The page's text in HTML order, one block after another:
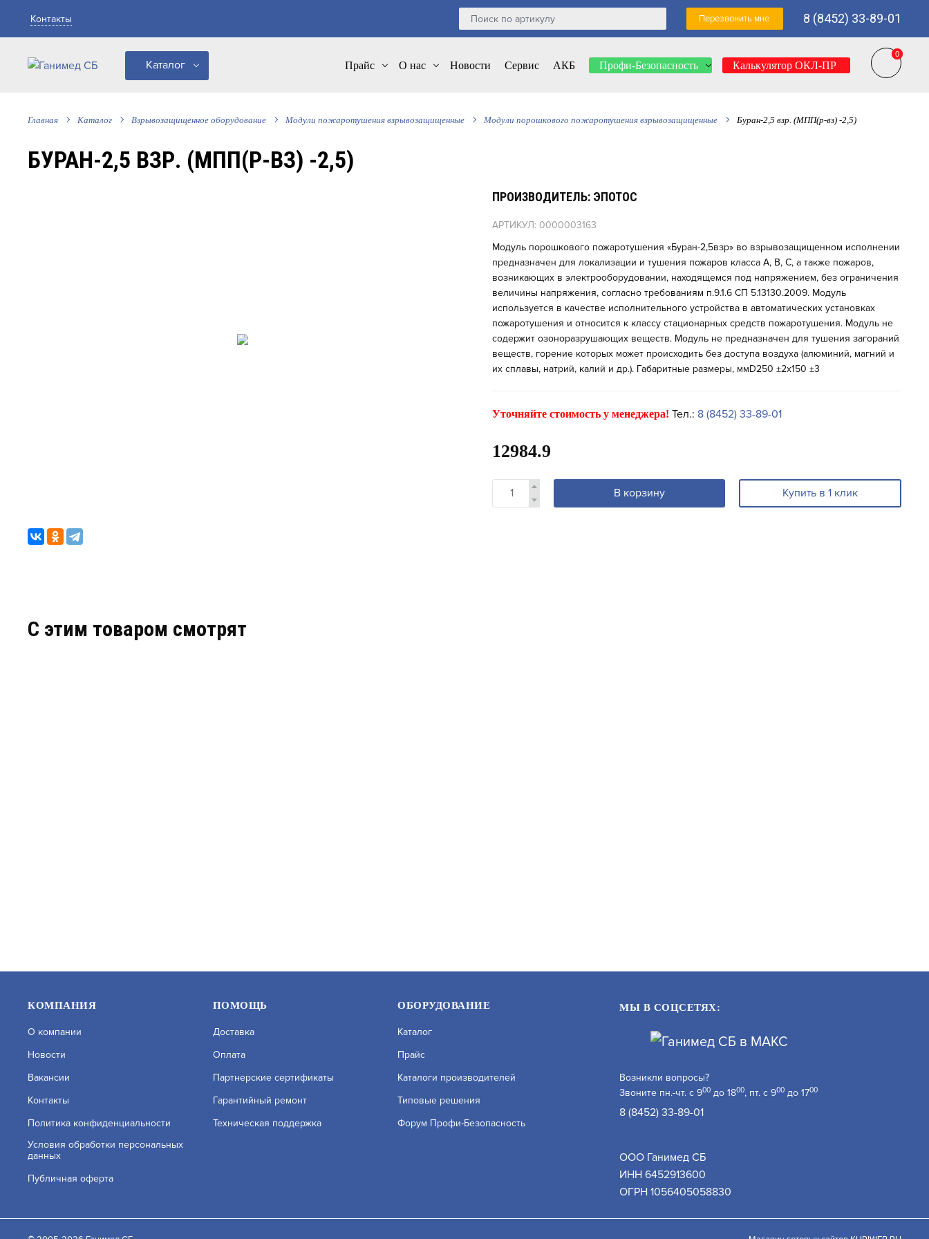
На нашем сайте используются cookie–файлы, в том числе сервисов веб–аналитики. Используя сайт, вы соглашаетесь на обработку персональных данных при помощи cookie–
Контакты Перезвонить мне 8 (8452) 33-89-01
0
0
Прайс О нас Новости Сервис АКБ Профи-Безопасность Калькулятор ОКЛ-ПР
Каталог
Главная Каталог Взрывозащищенное оборудование Модули пожаротушения взрывозащищенные Модули порошкового пожаротушения взрывозащищенные Буран-2,5 взр. (МПП(р-вз) -2,5)
БУРАН-2,5 ВЗР. (МПП(Р-ВЗ) -2,5)
ПРОИЗВОДИТЕЛЬ: ЭПОТОС
АРТИКУЛ: 0000003163
Модуль порошкового пожаротушения «Буран-2,5взр» во взрывозащищенном исполнении
предназначен для локализации и тушения пожаров класса А, В, С, а также пожаров,
возникающих в электрооборудовании, находящемся под напряжением, без ограничения
величины напряжения, согласно требованиям п.9.1.6 СП 5.13130.2009. Модуль
используется в качестве исполнительного устройства в автоматических установках
пожаротушения и относится к классу стационарных средств пожаротушения. Модуль не
содержит озоноразрушающих веществ. Модуль не предназначен для тушения загораний
веществ, горение которых может происходить без доступа воздуха (алюминий, магний и
их сплавы, натрий, калий и др.). Габаритные размеры, ммD250 ±2х150 ±3
Уточняйте стоимость у менеджера! Тел.: 8 (8452) 33-89-01
12984.9
В корзину Купить в 1 клик
C этим товаром смотрят
ВЗР.
КОМПАНИЯ
О компании
Новости
Вакансии
Контакты
Политика конфиденциальности
Условия обработки персональных
данных
Публичная оферта
ПОМОЩЬ
Доставка
Оплата
Партнерские сертификаты
Гарантийный ремонт
Техническая поддержка
ОБОРУДОВАНИЕ
Каталог
Прайс
Каталоги производителей
Типовые решения
Форум Профи-Безопасность
МЫ В СОЦСЕТЯХ:
Возникли вопросы?
Звоните пн.-чт. с 900 до 1800, пт. с 900 до 1700
8 (8452) 33-89-01
ООО Ганимед СБ
ИНН 6452913600
ОГРН 1056405058830